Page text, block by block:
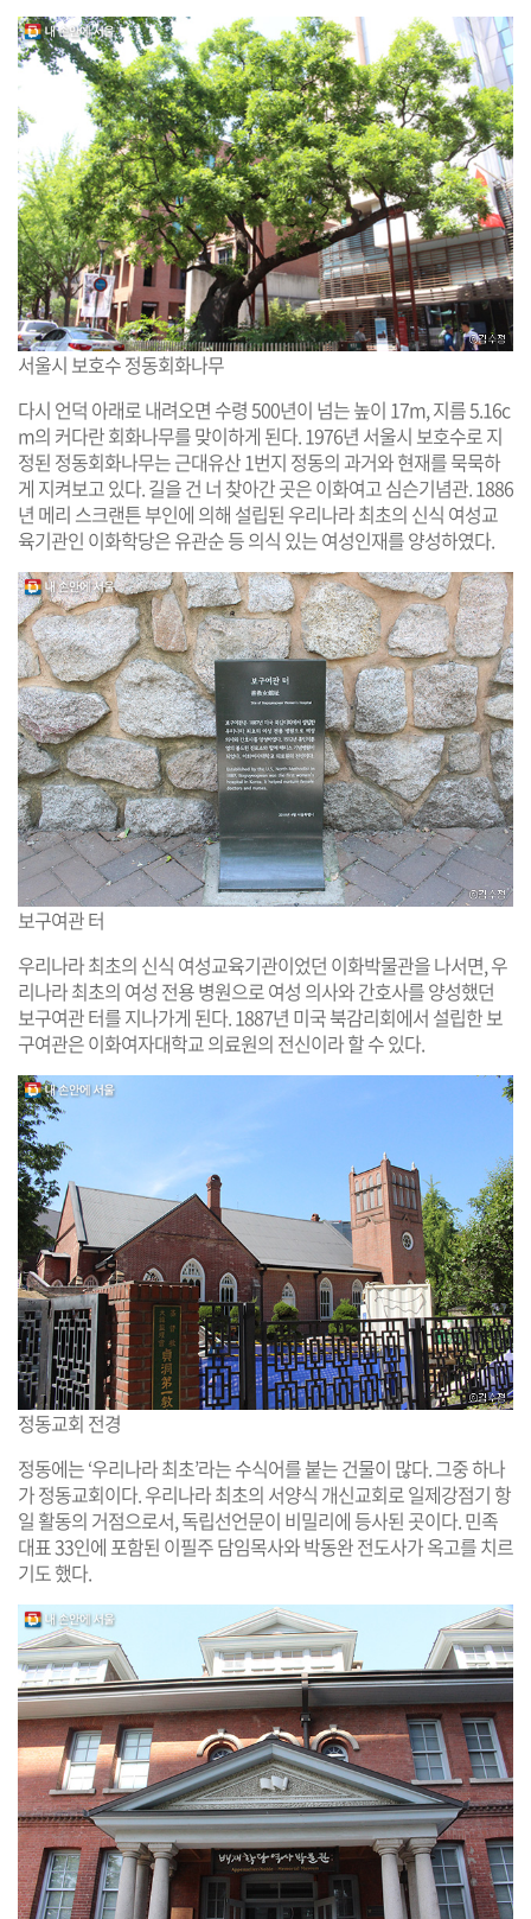
서울시 보호수 정동회화나무
다시 언덕 아래로 내려오면 수령 500년이 넘는 높이 17m, 지름 5.16c
m의 커다란 회화나무를 맞이하게 된다. 1976년 서울시 보호수로 지
정된 정동회화나무는 근대유산 1번지 정동의 과거와 현재를 묵묵하
게 지켜보고 있다. 길을 건 너 찾아간 곳은 이화여고 심슨기념관. 1886
년 메리 스크랜튼 부인에 의해 설립된 우리나라 최초의 신식 여성교
육기관인 이화학당은 유관순 등 의식 있는 여성인재를 양성하였다.
보구여관 터
우리나라 최초의 신식 여성교육기관이었던 이화박물관을 나서면, 우
리나라 최초의 여성 전용 병원으로 여성 의사와 간호사를 양성했던
보구여관 터를 지나가게 된다. 1887년 미국 북감리회에서 설립한 보
구여관은 이화여자대학교 의료원의 전신이라 할 수 있다.
정동교회 전경
정동에는 ‘우리나라 최초’라는 수식어를 붙는 건물이 많다. 그중 하나
가 정동교회이다. 우리나라 최초의 서양식 개신교회로 일제강점기 항
일 활동의 거점으로서, 독립선언문이 비밀리에 등사된 곳이다. 민족
대표 33인에 포함된 이필주 담임목사와 박동완 전도사가 옥고를 치르
기도 했다.